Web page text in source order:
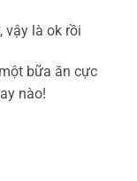
vậy là ok rồi
bữa ăn cực
nào!